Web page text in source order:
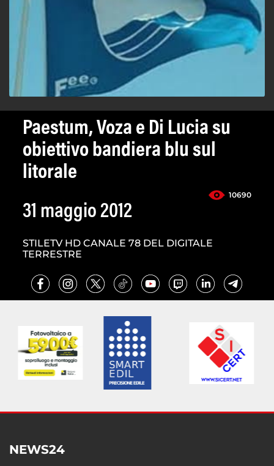
Paestum, Voza e Di Lucia su
obiettivo bandiera blu sul
litorale
10690
31 maggio 2012
STILETV HD CANALE 78 DEL DIGITALE
TERRESTRE
NEWS24